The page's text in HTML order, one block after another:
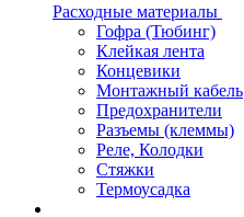
Расходные материалы
Гофра (Тюбинг)
Клейкая лента
Концевики
Монтажный кабель
Предохранители
Разъемы (клеммы)
Реле, Колодки
Стяжки
Термоусадка